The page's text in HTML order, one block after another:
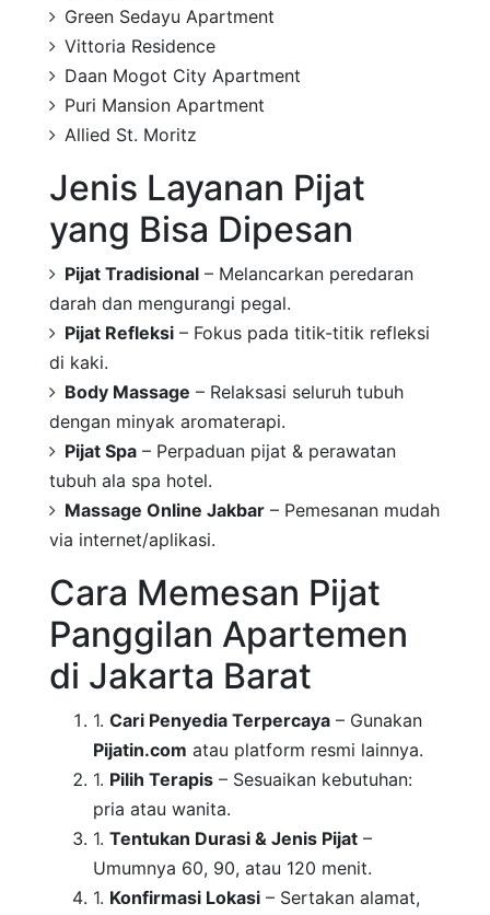
Green Sedayu Apartment
Vittoria Residence
Daan Mogot City Apartment
Puri Mansion Apartment
Allied St. Moritz
Jenis Layanan Pijat
yang Bisa Dipesan
Pijat Tradisional – Melancarkan peredaran
darah dan mengurangi pegal.
Pijat Refleksi – Fokus pada titik-titik refleksi
di kaki.
Body Massage – Relaksasi seluruh tubuh
dengan minyak aromaterapi.
Pijat Spa – Perpaduan pijat & perawatan
tubuh ala spa hotel.
Massage Online Jakbar – Pemesanan mudah
via internet/aplikasi.
Cara Memesan Pijat
Panggilan Apartemen
di Jakarta Barat
Cari Penyedia Terpercaya – Gunakan
Pijatin.com atau platform resmi lainnya.
Pilih Terapis – Sesuaikan kebutuhan:
pria atau wanita.
Tentukan Durasi & Jenis Pijat –
Umumnya 60, 90, atau 120 menit.
Konfirmasi Lokasi – Sertakan alamat,